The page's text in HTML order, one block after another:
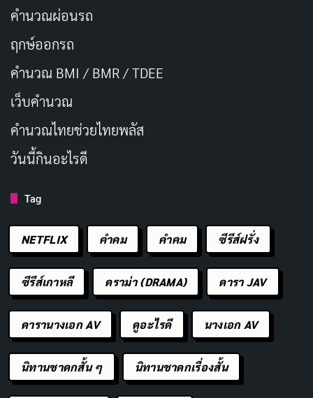
คำนวณผ่อนรถ
ฤกษ์ออกรถ
คำนวณ BMI / BMR / TDEE
เว็บคํานวณ
คํานวณไทยช่วยไทยพลัส
วันนี้กินอะไรดี
Tag
NETFLIX คำคม คําคม ซีรีส์ฝรั่ง
ซีรีส์เกาหลี ดราม่า (DRAMA) ดารา JAV
ดารานางเอก AV ดูอะไรดี นางเอก AV
นิทานชาดกสั้น ๆ นิทานชาดกเรื่องสั้น